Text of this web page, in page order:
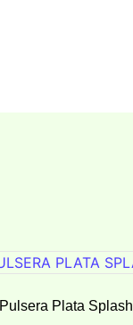
Pulsera Plata Splash